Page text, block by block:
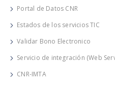
Portal de Datos CNR
Estados de los servicios TIC
Validar Bono Electronico
Servicio de integración (Web
CNR-IMTA